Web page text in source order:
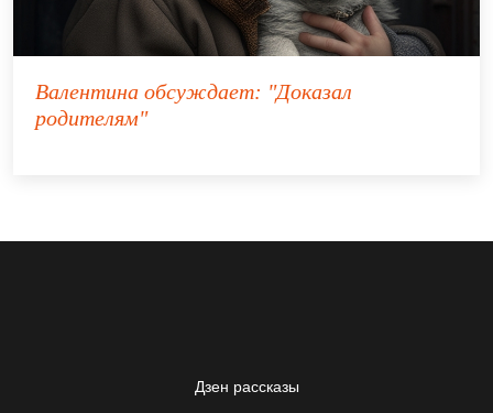
Валентина обсуждает: "Доказал
родителям"
Дзен рассказы